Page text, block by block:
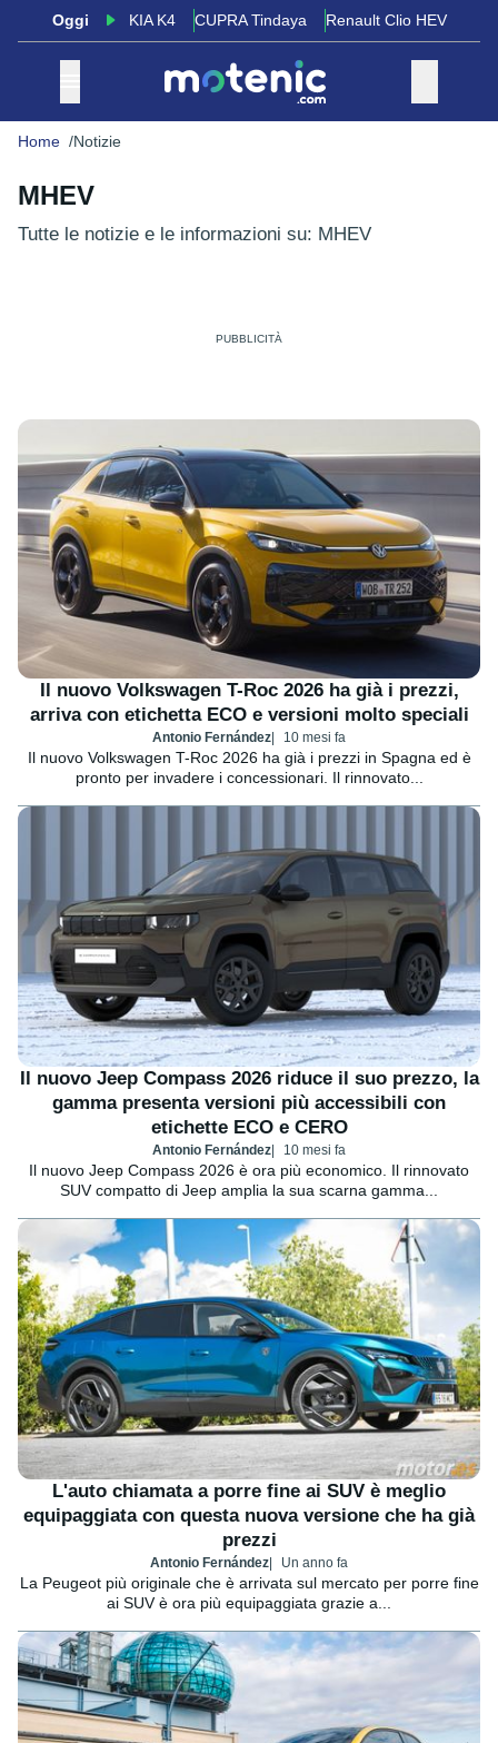
Oggi KIA K4 CUPRA Tindaya Renault Clio HEV
Home Notizie
MHEV
Tutte le notizie e le informazioni su: MHEV
Il nuovo Volkswagen T-Roc 2026 ha già i prezzi,
arriva con etichetta ECO e versioni molto speciali
Antonio Fernández 10 mesi fa
Il nuovo Volkswagen T-Roc 2026 ha già i prezzi in Spagna ed è
pronto per invadere i concessionari. Il rinnovato...
Il nuovo Jeep Compass 2026 riduce il suo prezzo, la
gamma presenta versioni più accessibili con
etichette ECO e CERO
Antonio Fernández 10 mesi fa
Il nuovo Jeep Compass 2026 è ora più economico. Il rinnovato
SUV compatto di Jeep amplia la sua scarna gamma...
L'auto chiamata a porre fine ai SUV è meglio
equipaggiata con questa nuova versione che ha già
prezzi
Antonio Fernández Un anno fa
La Peugeot più originale che è arrivata sul mercato per porre fine
ai SUV è ora più equipaggiata grazie a...